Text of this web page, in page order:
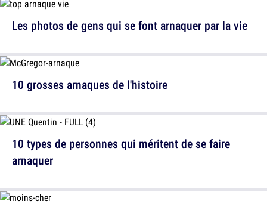
Les photos de gens qui se font arnaquer par la vie
10 types de personnes qui méritent de se faire
arnaquer
10 grosses arnaques de l'histoire